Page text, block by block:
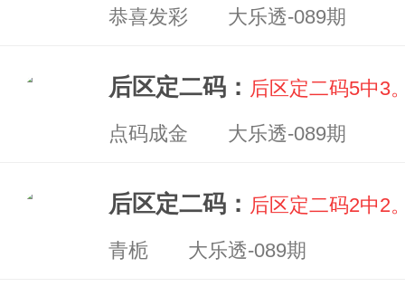
恭喜发彩 大乐透-089期
后区定二码： 后区定二码5中3
点码成金 大乐透-089期
后区定二码： 后区定二码2中2
青栀 大乐透-089期